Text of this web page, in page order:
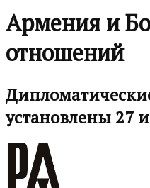
Армения и
отношений
установлены 27